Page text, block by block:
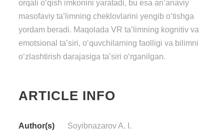
orqali o‘qish imkonini yaratadi, bu esa an’anaviy
masofaviy ta’limning cheklovlarini yengib o‘tishga
yordam beradi. Maqolada VR ta’limning kognitiv va
emotsional ta’siri, o‘quvchilarning faolligi va bilimni
o‘zlashtirish darajasiga ta’siri o‘rganilgan.
ARTICLE INFO
Author(s) Soyibnazarov A. I.